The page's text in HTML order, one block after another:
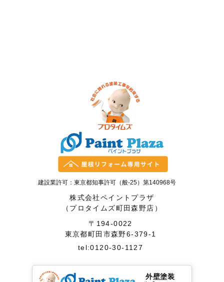
建設業許可：東京都知事許可（般-25）第140968号
株式会社ペイントプラザ
（プロタイムズ町田森野店）
〒194-0022
東京都町田市森野6-379-1
tel:0120-30-1127
外壁塗装